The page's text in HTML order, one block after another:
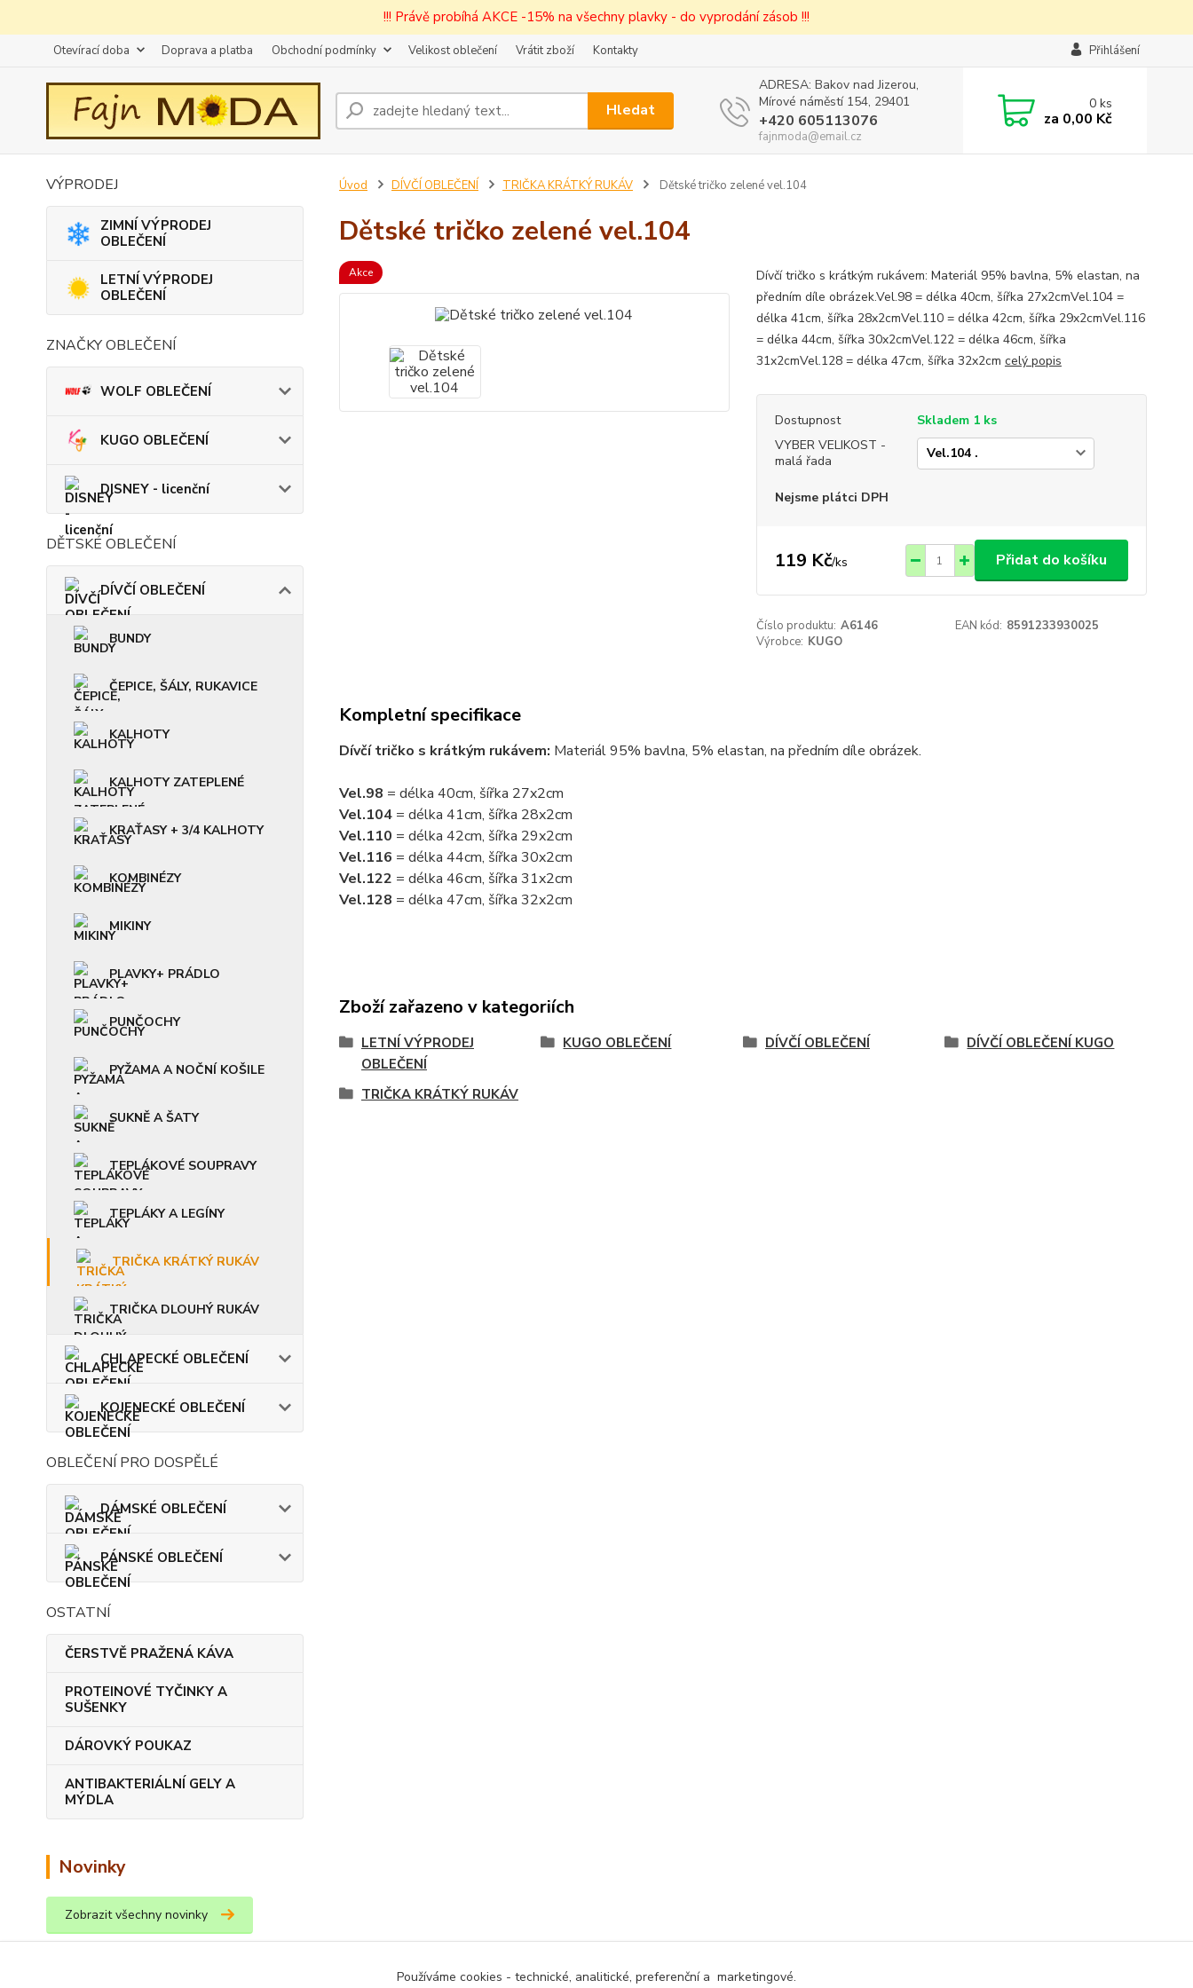
!!! Právě probíhá AKCE -15% na všechny plavky - do vyprodání zásob !!!
Otevírací doba Doprava a platba Obchodní podmínky Velikost oblečení Vrátit zboží Kontakty Přihlášení
Hledat
ADRESA: Bakov nad Jizerou,
Mírové náměstí 154, 29401
+420 605113076
fajnmoda@email.cz
0ks
za 0,00 Kč
VÝPRODEJ
ZIMNÍ VÝPRODEJ
OBLEČENÍ
LETNÍ VÝPRODEJ
OBLEČENÍ
ZNAČKY OBLEČENÍ
WOLF OBLEČENÍ
KUGO OBLEČENÍ
DISNEY - licenční
DĚTSKÉ OBLEČENÍ
DÍVČÍ OBLEČENÍ
BUNDY
ČEPICE, ŠÁLY, RUKAVICE
KALHOTY
KALHOTY ZATEPLENÉ
KRAŤASY + 3/4 KALHOTY
KOMBINÉZY
MIKINY
PLAVKY+ PRÁDLO
PUNČOCHY
PYŽAMA A NOČNÍ KOŠILE
SUKNĚ A ŠATY
TEPLÁKOVÉ SOUPRAVY
TEPLÁKY A LEGÍNY
TRIČKA KRÁTKÝ RUKÁV
TRIČKA DLOUHÝ RUKÁV
CHLAPECKÉ OBLEČENÍ
KOJENECKÉ OBLEČENÍ
OBLEČENÍ PRO DOSPĚLÉ
DÁMSKÉ OBLEČENÍ
PÁNSKÉ OBLEČENÍ
OSTATNÍ
ČERSTVĚ PRAŽENÁ KÁVA
PROTEINOVÉ TYČINKY A
SUŠENKY
DÁROVKÝ POUKAZ
ANTIBAKTERIÁLNÍ GELY A
MÝDLA
Novinky
Zobrazit všechny novinky
Úvod DÍVČÍ OBLEČENÍ TRIČKA KRÁTKÝ RUKÁV Dětské tričko zelené vel.104
Dětské tričko zelené vel.104
Akce
Dívčí tričko s krátkým rukávem: Materiál 95% bavlna, 5% elastan, na
předním díle obrázek.Vel.98 = délka 40cm, šířka 27x2cmVel.104 =
délka 41cm, šířka 28x2cmVel.110 = délka 42cm, šířka 29x2cmVel.116
= délka 44cm, šířka 30x2cmVel.122 = délka 46cm, šířka
31x2cmVel.128 = délka 47cm, šířka 32x2cm celý popis
Dostupnost
Skladem 1 ks
VYBER VELIKOST -
malá řada
Nejsme plátci DPH
119 Kč/ks Přidat do košíku
Číslo produktu: A6146 EAN kód: 8591233930025
Výrobce: KUGO
Kompletní specifikace
Dívčí tričko s krátkým rukávem: Materiál 95% bavlna, 5% elastan, na předním díle obrázek.
Vel.98 = délka 40cm, šířka 27x2cm
Vel.104= délka 41cm, šířka 28x2cm
Vel.110 = délka 42cm, šířka 29x2cm
Vel.116 = délka 44cm, šířka 30x2cm
Vel.122 = délka 46cm, šířka 31x2cm
Vel.128 = délka 47cm, šířka 32x2cm
Zboží zařazeno v kategoriích
LETNÍ VÝPRODEJ
OBLEČENÍ
KUGO OBLEČENÍ DÍVČÍ OBLEČENÍ DÍVČÍ OBLEČENÍ KUGO
TRIČKA KRÁTKÝ RUKÁV
Používáme cookies - technické, analitické, preferenční a marketingové.